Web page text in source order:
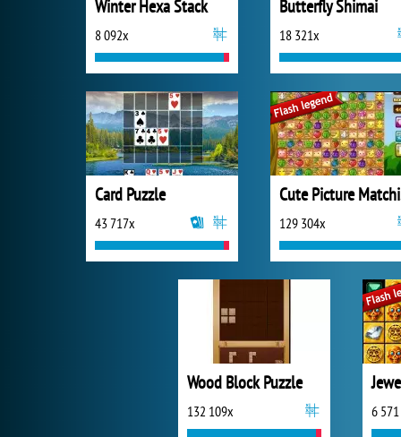
Winter Hexa Stack
8 092x
Butterfly Shimai
18 321x
Card Puzzle
43 717x 129 304x
Wood Block Puzzle
132 109x 6